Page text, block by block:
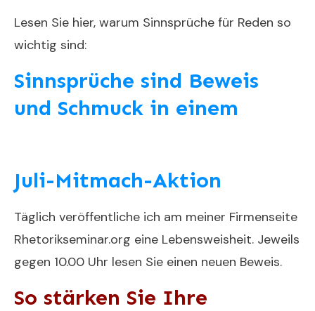
Lesen Sie hier, warum Sinnsprüche für Reden so
wichtig sind:
Sinnsprüche sind Beweis
und Schmuck in einem
Juli-Mitmach-Aktion
Täglich veröffentliche ich am meiner Firmenseite
Rhetorikseminar.org eine Lebensweisheit. Jeweils
gegen 10.00 Uhr lesen Sie einen neuen Beweis.
So stärken Sie Ihre